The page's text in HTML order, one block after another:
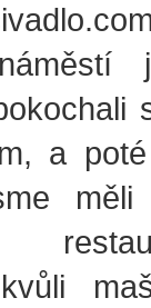
a
měli